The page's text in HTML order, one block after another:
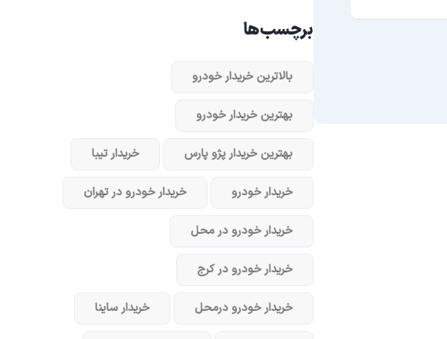
برچسب‌ها
بالاترین خریدار خودرو
بهترین خریدار خودرو
بهترین خریدار پژو پارس خریدار تیبا
خریدار خودرو خریدار خودرو در تهران
خریدار خودرو در محل
خریدار خودرو در کرج
خریدار خودرو در‌محل خریدار ساینا